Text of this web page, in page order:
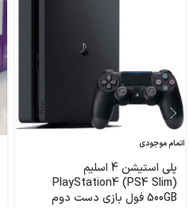
اتمام موجودی
پلی استیشن 4 اسلیم
PlayStation4 (PS4 Slim)
500GB فول بازی دست دوم